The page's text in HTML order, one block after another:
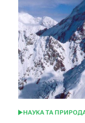
ОПУБЛІКУВАТИ
НАУКА ТА